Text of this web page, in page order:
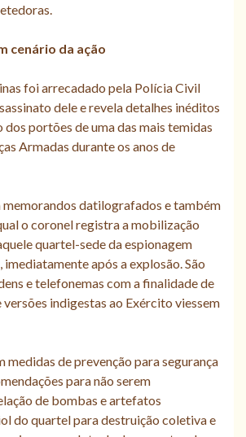
cenário da ação
foi arrecadado pela Polícia Civil
dele e revela detalhes inéditos
portões de uma das mais temidas
Armadas durante os anos de
memorandos datilografados e também
o coronel registra a mobilização
quartel-sede da espionagem
após a explosão. São
e telefonemas com a finalidade de
indigestas ao Exército viessem
medidas de prevenção para segurança
para não serem
de bombas e artefatos
do quartel para destruição coletiva e